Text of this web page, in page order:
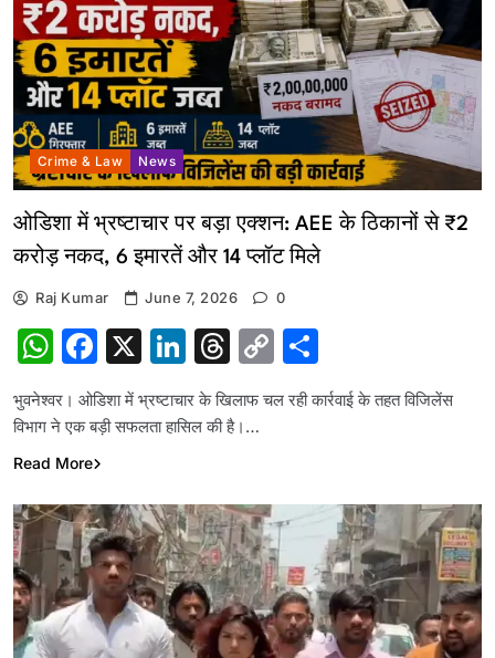
Crime & Law News
ओडिशा में भ्रष्टाचार पर बड़ा एक्शन: AEE के ठिकानों से ₹2
करोड़ नकद, 6 इमारतें और 14 प्लॉट मिले
Raj Kumar June 7, 2026 0
WhatsApp
Facebook
X LinkedIn
Threads
Copy
Link
भुवनेश्वर। ओडिशा में भ्रष्टाचार के खिलाफ चल रही कार्रवाई के तहत विजिलेंस
विभाग ने एक बड़ी सफलता हासिल की है।…
Read More